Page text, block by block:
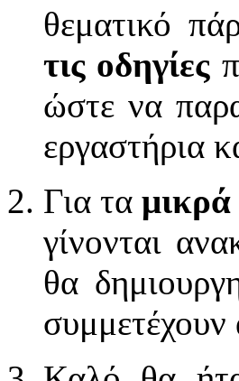
θεματικό
τις οδηγίες
ώστε να
εργαστήρια
Για τα
γίνονται
θα
συμμετέχουν